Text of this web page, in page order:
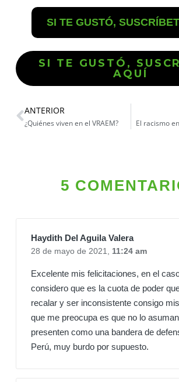
SI TE GUSTÓ,
SI TE GUSTÓ,
AQUÍ
ANTERIOR
¿Quiénes viven en el VRAEM? El racismo
5
Haydith Del Aguila Valera
28 de mayo de 2021, 11:24 am
Excelente mis felicitaciones, en el
considero que es la cuota de poder
recalar y ser inconsistente consigo
que me preocupa es que no lo
presenten como una bandera de
Perú, muy burdo por supuesto.